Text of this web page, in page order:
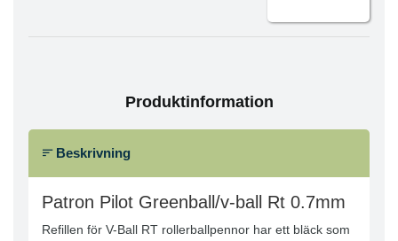
Produktinformation
Beskrivning
Patron Pilot Greenball/v-ball Rt 0.7mm
Refillen för V-Ball RT rollerballpennor har ett bläck som